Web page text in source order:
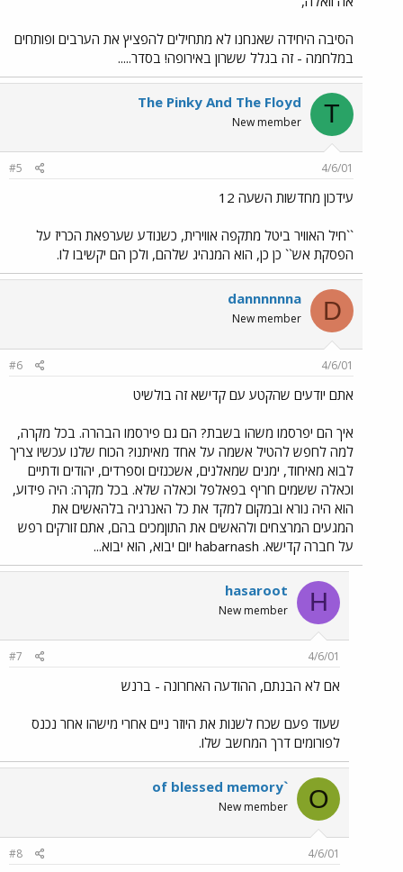
הסיבה היחידה שאנחנו לא מתחילים להפציץ את הערבים ופותחים
במלחמה - זה בגלל ששרון באירופה! בסדר.....
T
The Pinky And The Floyd
New member
4/6/01
#5
עידכון מחדשות השעה 12
``חיל האוויר ביטל מתקפה אווירית, כשנודע שערפאת הכריז על
הפסקת אש`` כן כן, הוא המנהיג שלהם, ולכן הם יקשיבו לו.
D
dannnnnna
New member
4/6/01
#6
אתם יודעים שהקטע עם קדישא זה בולשיט
איך הם יפרסמו משהו בשבת? הם גם פירסמו הבהרה. בכל מקרה,
למה לחפש להטיל אשמה על אחד מאיתנו? הכוח שלנו עכשיו צריך
לבוא מאיחוד, ימנים שמאלנים, אשכנזים וספרדים, יהודים ודתיים
וכאלה ששמים חריף בפאלפל וכאלה שלא. בכל מקרה: היה פידוע,
הוא היה נורא ובמקום למקד את כל האנרגיה בלהאשים את
המגעים המרצחים ולהאשים את התוןמכים בהם, אתם זורקים רפש
על חברה קדישא. habarnash יום יבוא, הוא יבוא...
H
hasaroot
New member
4/6/01
#7
אם לא הבנתם, ההודעה האחרונה - ברנש
שעוד פעם שכח לשנות את היוזר ניים אחרי מישהו אחר נכנס
לפורומים דרך המחשב שלו.
O
of blessed memory`
New member
4/6/01
#8